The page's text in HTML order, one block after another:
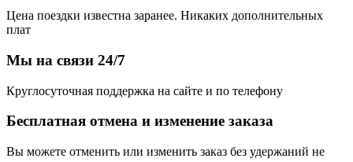
Цена поездки известна заранее. Никаких дополнительных
плат
Мы на связи 24/7
Круглосуточная поддержка на сайте и по телефону
Бесплатная отмена и изменение заказа
Вы можете отменить или изменить заказ без удержаний не